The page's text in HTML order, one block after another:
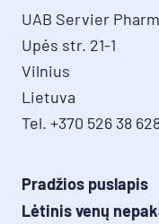
UAB Servier Pharma
Upės str. 21-1
Vilnius